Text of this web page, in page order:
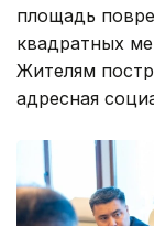
площадь
квадратных
Жителям
адресная